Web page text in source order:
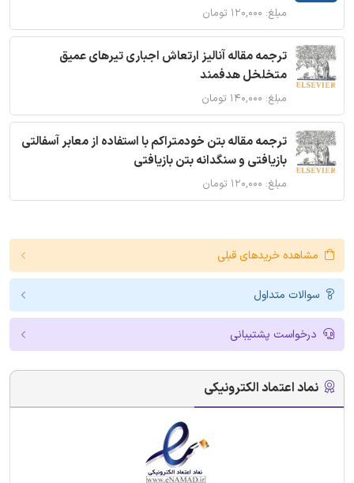
مبلغ: ۱۲۰,۰۰۰ تومان
ترجمه مقاله آنالیز ارتعاش اجباری تیرهای عمیق
متخلخل هدفمند
مبلغ: ۱۴۰,۰۰۰ تومان
ترجمه مقاله بتن خودمتراکم با استفاده از معابر آسفالتی
بازیافتی و سنگدانه بتن بازیافتی
مبلغ: ۱۲۰,۰۰۰ تومان
مشاهده خریدهای قبلی
سوالات متداول
درخواست پشتیبانی
نماد اعتماد الکترونیکی